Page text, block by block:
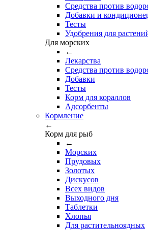
Средства против
Добавки и
Тесты
Удобрения для
Для морских
←
Лекарства
Средства против
Добавки
Тесты
Корм для кораллов
Адсорбенты
Кормление
←
Корм для рыб
←
Морских
Прудовых
Золотых
Дискусов
Всех видов
Выходного дня
Таблетки
Хлопья
Для растительноядных